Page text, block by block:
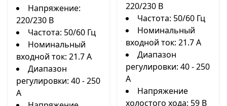
Напряжение:
220/230 В
Частота: 50/60 Гц
Номинальный
входной ток: 21.7 А
Диапазон
регулировки: 40 - 250
А
220/230 В
Частота: 50/60 Гц
Номинальный
входной ток: 21.7 А
Диапазон
регулировки: 40 - 250
А
Напряжение
холостого хода: 59 В